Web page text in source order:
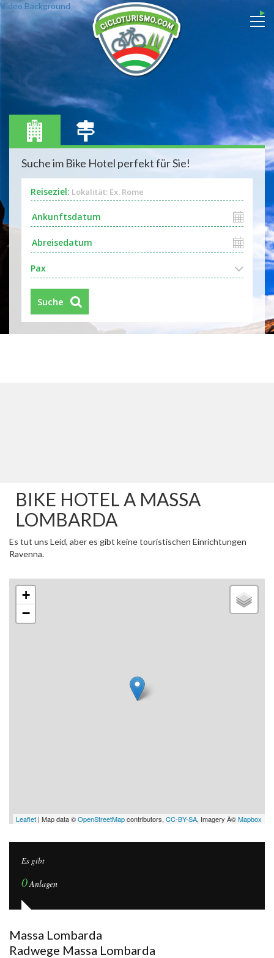
Video Background
Suche im Bike Hotel perfekt für Sie!
Reiseziel: Lokalität: Ex. Rome
Pax
Suche
BIKE HOTEL A MASSA
LOMBARDA
Es tut uns Leid, aber es gibt keine touristischen Einrichtungen
Ravenna.
+
−
Leaflet | Map data ©OpenStreetMapcontributors, CC-BY-SA, Imagery Â©Mapbox
Es gibt
0Anlagen
Massa Lombarda
Radwege Massa Lombarda